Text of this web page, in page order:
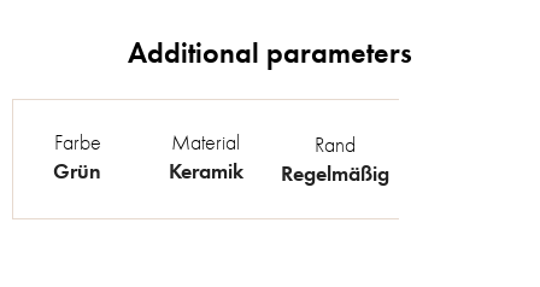
Farbe
Grün
Material
Keramik
Rand
Regelmäßig